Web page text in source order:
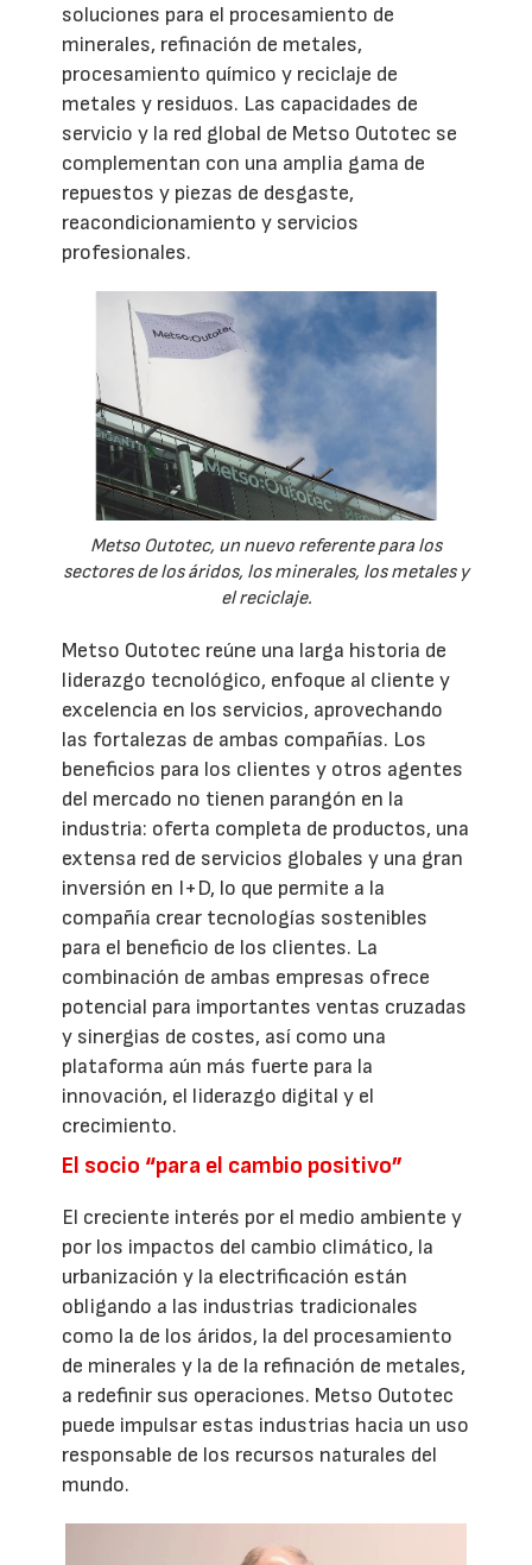
soluciones para el procesamiento de
minerales, refinación de metales,
procesamiento químico y reciclaje de
metales y residuos. Las capacidades de
servicio y la red global de Metso Outotec se
complementan con una amplia gama de
repuestos y piezas de desgaste,
reacondicionamiento y servicios
profesionales.
Metso Outotec, un nuevo referente para los
sectores de los áridos, los minerales, los metales y
el reciclaje.
Metso Outotec reúne una larga historia de
liderazgo tecnológico, enfoque al cliente y
excelencia en los servicios, aprovechando
las fortalezas de ambas compañías. Los
beneficios para los clientes y otros agentes
del mercado no tienen parangón en la
industria: oferta completa de productos, una
extensa red de servicios globales y una gran
inversión en I+D, lo que permite a la
compañía crear tecnologías sostenibles
para el beneficio de los clientes. La
combinación de ambas empresas ofrece
potencial para importantes ventas cruzadas
y sinergias de costes, así como una
plataforma aún más fuerte para la
innovación, el liderazgo digital y el
crecimiento.
El socio “para el cambio positivo”
El creciente interés por el medio ambiente y
por los impactos del cambio climático, la
urbanización y la electrificación están
obligando a las industrias tradicionales
como la de los áridos, la del procesamiento
de minerales y la de la refinación de metales,
a redefinir sus operaciones. Metso Outotec
puede impulsar estas industrias hacia un uso
responsable de los recursos naturales del
mundo.